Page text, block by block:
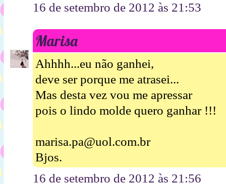
16 de setembro de 2012 às 21:53
Marisa
Ahhhh...eu não ganhei,
deve ser porque me atrasei...
Mas desta vez vou me apressar
pois o lindo molde quero ganhar !!!
marisa.pa@uol.com.br
Bjos.
16 de setembro de 2012 às 21:56